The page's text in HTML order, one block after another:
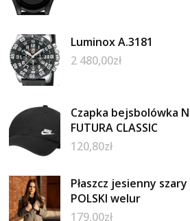
Luminox A.3181
2 480,00zł
Czapka bejsbolówka
FUTURA CLASSIC
120,80zł
Płaszcz jesienny
POLSKI welur
179,00zł